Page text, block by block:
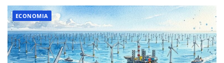
ECONOMIA